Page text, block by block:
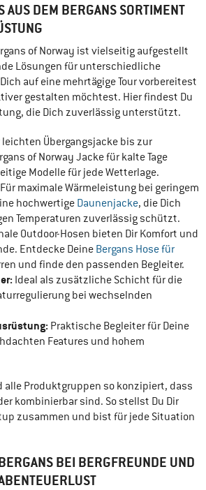
AUS DEM BERGANS SORTIMENT
of Norway ist vielseitig aufgestellt
Lösungen für unterschiedliche
auf eine mehrtägige Tour vorbereitest
gestalten möchtest. Hier findest Du
die Dich zuverlässig unterstützt.
leichten Übergangsjacke bis zur
of Norway Jacke für kalte Tage
Modelle für jede Wetterlage.
maximale Wärmeleistung bei geringem
hochwertige Daunenjacke, die Dich
Temperaturen zuverlässig schützt.
Outdoor-Hosen bieten Dir Komfort und
Entdecke Deine Bergans Hose für
und finde den passenden Begleiter.
Ideal als zusätzliche Schicht für die
bei wechselnden
Praktische Begleiter für Deine
Features und hohem
alle Produktgruppen so konzipiert, dass
kombinierbar sind. So stellst Du Dir
zusammen und bist für jede Situation
BEI BERGFREUNDE UND